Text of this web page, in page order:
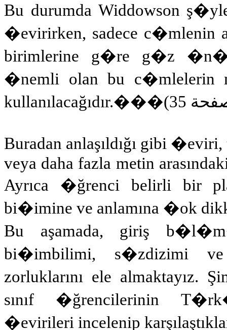
Bu durumda Widdowson
�evirirken, sadece c�mlenin
birimlerine g�re g�z
�nemli olan bu c�mlelerin
kullanılacağıdır.���
Buradan anlaşıldığı gibi �eviri,
veya daha fazla metin
Ayrıca �ğrenci belirli bir
bi�imine ve anlamına �ok
Bu aşamada, giriş
bi�imbilimi, s�zdizimi ve
zorluklarını ele
sınıf �ğrencilerinin
�evirileri incelenip